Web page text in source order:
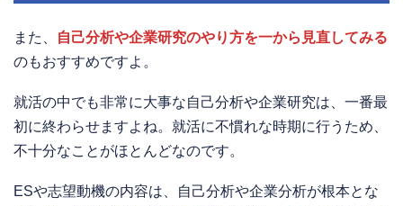
また、
自己分析や企業研究のやり方を一から見直してみる
のもおすすめですよ。
就活の中でも非常に大事な自己分析や企業研究は、一番最
初に終わらせますよね。就活に不慣れな時期に行うため、
不十分なことがほとんどなのです。
ESや志望動機の内容は、自己分析や企業分析が根本とな